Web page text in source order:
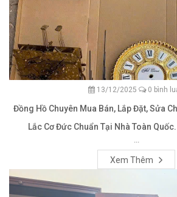
13/12/2025 0 bình
Đồng Hồ Chuyên Mua Bán, Lắp Đặt, Sửa
Lắc Cơ Đức Chuẩn Tại Nhà Toàn
...
Xem Thêm